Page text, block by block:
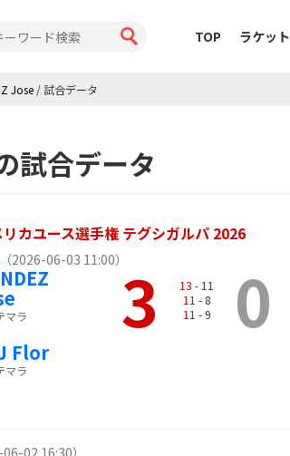
TOP ラケット
Jose /試合データ
試合データ
カユース選手権 テグシガルパ 2026
（2026-06-03 11:00）
マラ
Flor
マラ
3 13 - 11
11 - 8
11 - 9 0